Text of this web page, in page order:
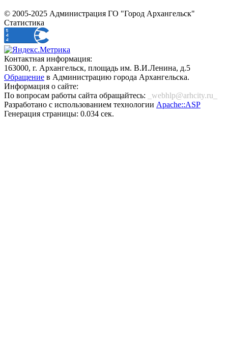
© 2005-2025 Администрация ГО "Город Архангельск"
Статистика
Контактная информация:
163000, г. Архангельск, площадь им. В.И.Ленина, д.5
Обращение в Администрацию города Архангельска.
Информация о сайте:
По вопросам работы сайта обращайтесь:
_webhlp@arhcity.ru_
Разработано с использованием технологии Apache::ASP
Генерация страницы: 0.034 сек.